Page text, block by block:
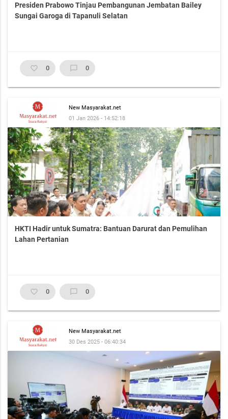
Presiden Prabowo Tinjau Pembangunan Jembatan Bailey
Sungai Garoga di Tapanuli Selatan
favorite_border 0 chat_bubble_outline 0
New Masyarakat.net
01 Jan 2026 - 14:52:18
HKTI Hadir untuk Sumatra: Bantuan Darurat dan Pemulihan
Lahan Pertanian
favorite_border 0 chat_bubble_outline 0
New Masyarakat.net
30 Des 2025 - 06:40:34